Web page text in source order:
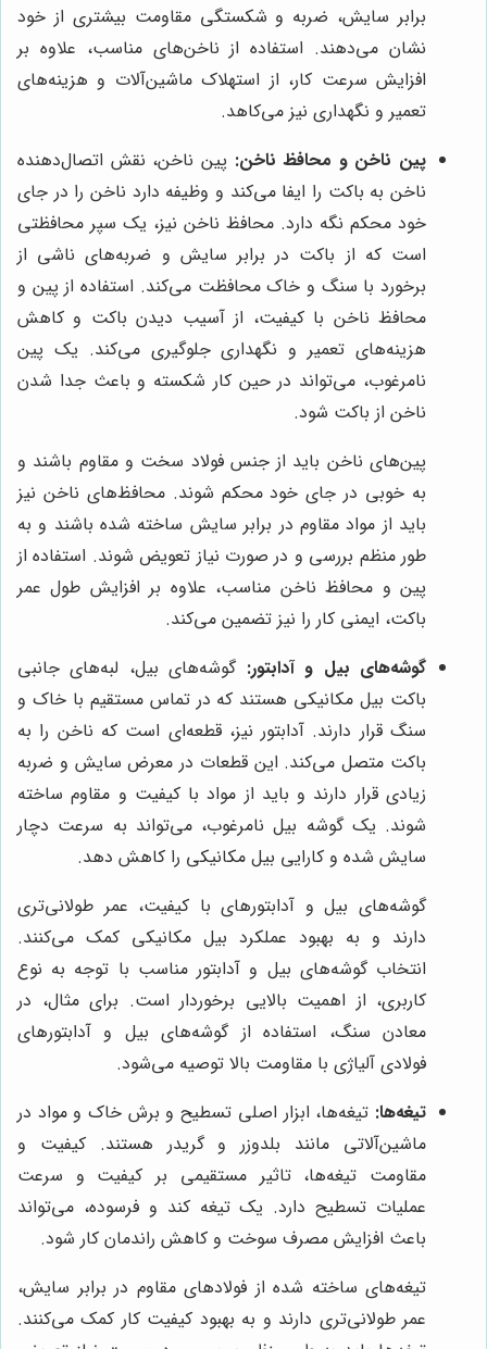
برابر سایش، ضربه و شکستگی مقاومت بیشتری از خود
نشان می‌دهند. استفاده از ناخن‌های مناسب، علاوه بر
افزایش سرعت کار، از استهلاک ماشین‌آلات و هزینه‌های
تعمیر و نگهداری نیز می‌کاهد.
پین ناخن و محافظ ناخن: پین ناخن، نقش اتصال‌دهنده
ناخن به باکت را ایفا می‌کند و وظیفه دارد ناخن را در جای
خود محکم نگه دارد. محافظ ناخن نیز، یک سپر محافظتی
است که از باکت در برابر سایش و ضربه‌های ناشی از
برخورد با سنگ و خاک محافظت می‌کند. استفاده از پین و
محافظ ناخن با کیفیت، از آسیب دیدن باکت و کاهش
هزینه‌های تعمیر و نگهداری جلوگیری می‌کند. یک پین
نامرغوب، می‌تواند در حین کار شکسته و باعث جدا شدن
ناخن از باکت شود.
پین‌های ناخن باید از جنس فولاد سخت و مقاوم باشند و
به خوبی در جای خود محکم شوند. محافظ‌های ناخن نیز
باید از مواد مقاوم در برابر سایش ساخته شده باشند و به
طور منظم بررسی و در صورت نیاز تعویض شوند. استفاده از
پین و محافظ ناخن مناسب، علاوه بر افزایش طول عمر
باکت، ایمنی کار را نیز تضمین می‌کند.
گوشه‌های بیل و آدابتور: گوشه‌های بیل، لبه‌های جانبی
باکت بیل مکانیکی هستند که در تماس مستقیم با خاک و
سنگ قرار دارند. آدابتور نیز، قطعه‌ای است که ناخن را به
باکت متصل می‌کند. این قطعات در معرض سایش و ضربه
زیادی قرار دارند و باید از مواد با کیفیت و مقاوم ساخته
شوند. یک گوشه بیل نامرغوب، می‌تواند به سرعت دچار
سایش شده و کارایی بیل مکانیکی را کاهش دهد.
گوشه‌های بیل و آدابتورهای با کیفیت، عمر طولانی‌تری
دارند و به بهبود عملکرد بیل مکانیکی کمک می‌کنند.
انتخاب گوشه‌های بیل و آدابتور مناسب با توجه به نوع
کاربری، از اهمیت بالایی برخوردار است. برای مثال، در
معادن سنگ، استفاده از گوشه‌های بیل و آدابتورهای
فولادی آلیاژی با مقاومت بالا توصیه می‌شود.
تیغه‌ها: تیغه‌ها، ابزار اصلی تسطیح و برش خاک و مواد در
ماشین‌آلاتی مانند بلدوزر و گریدر هستند. کیفیت و
مقاومت تیغه‌ها، تاثیر مستقیمی بر کیفیت و سرعت
عملیات تسطیح دارد. یک تیغه کند و فرسوده، می‌تواند
باعث افزایش مصرف سوخت و کاهش راندمان کار شود.
تیغه‌های ساخته شده از فولادهای مقاوم در برابر سایش،
عمر طولانی‌تری دارند و به بهبود کیفیت کار کمک می‌کنند.